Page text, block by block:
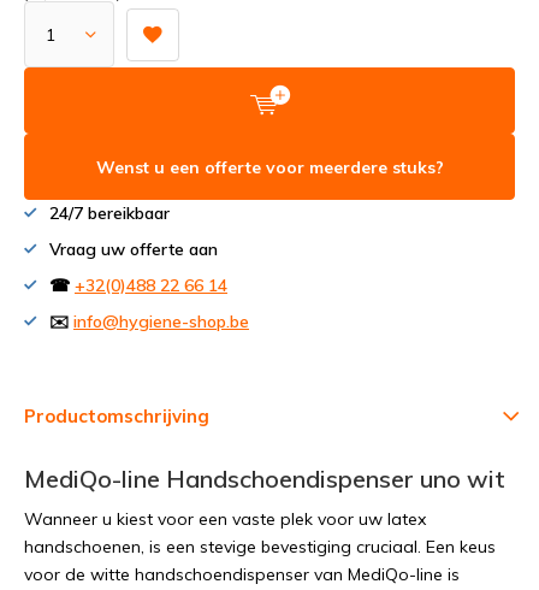
Wenst u een offerte voor meerdere stuks?
24/7 bereikbaar
Vraag uw offerte aan
☎ +32(0)488 22 66 14
✉️ info@hygiene-shop.be
Productomschrijving
MediQo-line Handschoendispenser uno wit
Wanneer u kiest voor een vaste plek voor uw latex
handschoenen, is een stevige bevestiging cruciaal. Een keus
voor de witte handschoendispenser van MediQo-line is